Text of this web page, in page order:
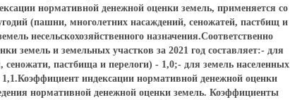
нормативной денежной оценки земель, применяется со
(пашни, многолетних насаждений, сеножатей, пастбищ и
несельскохозяйственного назначения.Соответственно
земель и земельных участков за 2021 год составляет:- для
пастбища и перелоги) - 1,0;- для земель населенных
1,1.Коэффициент индексации нормативной денежной оценки
нормативной денежной оценки земель. Коэффициенты